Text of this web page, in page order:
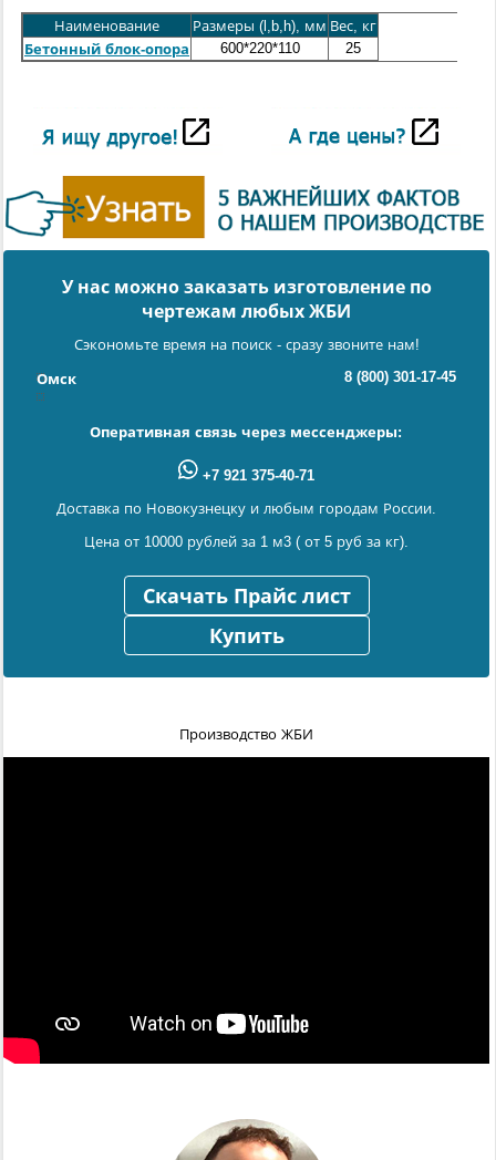
Наименование Размеры (l,b,h), мм Вес, кг
Бетонный блок-опора
600*220*110 25
У нас можно заказать изготовление по
чертежам любых ЖБИ
Сэкономьте время на поиск - сразу звоните нам!
Омск 8 (800) 301-17-45
Оперативная связь через мессенджеры:
+7 921 375-40-71
Доставка по Новокузнецку и любым городам России.
Цена от 10000 рублей за 1 м3 ( от 5 руб за кг).
Скачать Прайс лист
Купить
Производство ЖБИ